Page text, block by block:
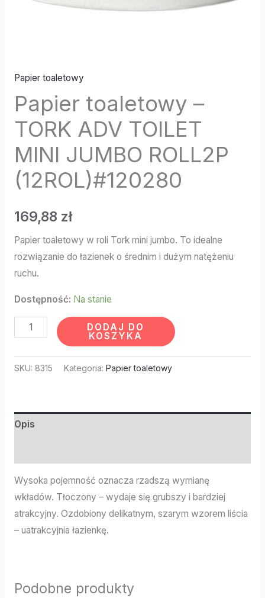
Papier toaletowy
Papier toaletowy –
TORK ADV TOILET
MINI JUMBO ROLL2P
(12ROL)#120280
169,88 zł
Papier toaletowy w roli Tork mini jumbo. To idealne
rozwiązanie do łazienek o średnim i dużym natężeniu
ruchu.
Dostępność: Na stanie
DODAJ DO
KOSZYKA
SKU: 8315 Kategoria: Papier toaletowy
Opis
Wysoka pojemność oznacza rzadszą wymianę
wkładów. Tłoczony – wydaje się grubszy i bardziej
atrakcyjny. Ozdobiony delikatnym, szarym wzorem liścia
– uatrakcyjnia łazienkę.
Podobne produkty